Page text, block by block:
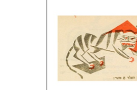
אתר ספר מודפס
$32